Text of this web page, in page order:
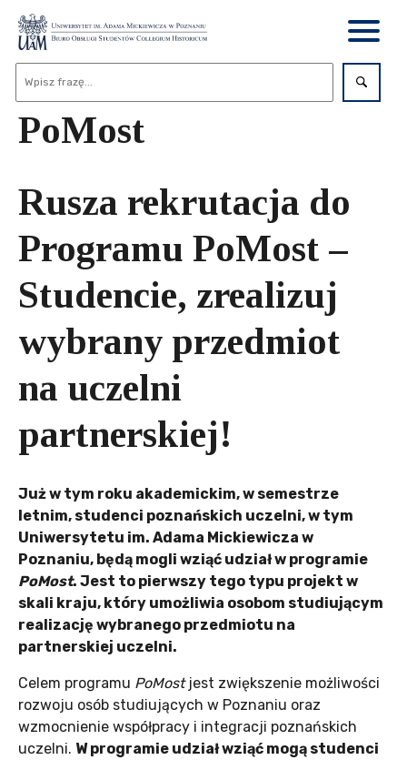
PoMost
Rusza rekrutacja do
Programu PoMost –
Studencie, zrealizuj
wybrany przedmiot
na uczelni
partnerskiej!
Już w tym roku akademickim, w semestrze
letnim, studenci poznańskich uczelni, w tym
Uniwersytetu im. Adama Mickiewicza w
Poznaniu, będą mogli wziąć udział w programie
PoMost. Jest to pierwszy tego typu projekt w
skali kraju, który umożliwia osobom studiującym
realizację wybranego przedmiotu na
partnerskiej uczelni.
Celem programu PoMostjest zwiększenie możliwości
rozwoju osób studiujących w Poznaniu oraz
wzmocnienie współpracy i integracji poznańskich
uczelni. W programie udział wziąć mogą studenci